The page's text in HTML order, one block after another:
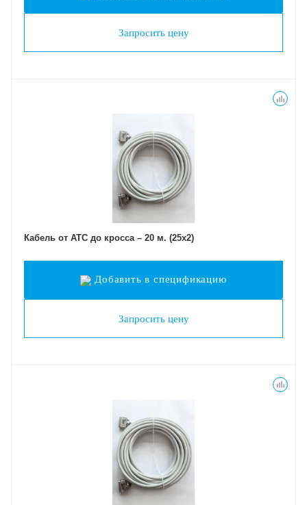
Запросить цену
Кабель от АТС до кросса – 20 м. (25х2)
Добавить в спецификацию
Запросить цену